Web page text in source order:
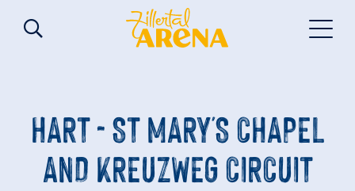
HART - ST MARY'S CHAPEL
AND KREUZWEG CIRCUIT